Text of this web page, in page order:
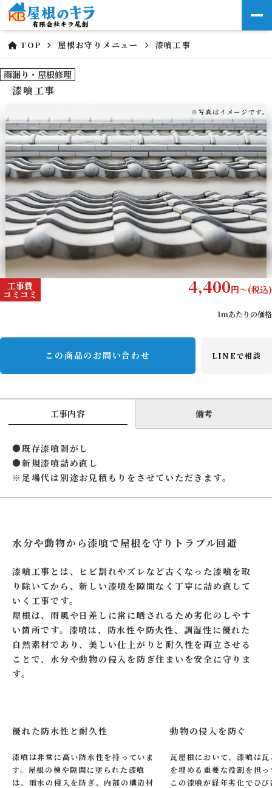
TOP 屋根お守りメニュー 漆喰工事
雨漏り・屋根修理
漆喰工事
工事費
コミコミ 4,400円〜(税込)
1mあたりの価格
この商品のお問い合わせ LINEで相談
工事内容 備考
●既存漆喰剥がし
●新規漆喰詰め直し
※足場代は別途お見積もりをさせていただきます。
水分や動物から漆喰で屋根を守りトラブル回避
漆喰工事とは、ヒビ割れやズレなど古くなった漆喰を取
り除いてから、新しい漆喰を隙間なく丁寧に詰め直して
いく工事です。
屋根は、雨風や日差しに常に晒されるため劣化のしやす
い箇所です。漆喰は、防水性や防火性、調湿性に優れた
自然素材であり、美しい仕上がりと耐久性を両立させる
ことで、水分や動物の侵入を防ぎ住まいを安全に守りま
す。
優れた防水性と耐久性
漆喰は非常に高い防水性を持っていま
す。屋根の棟や隙間に塗られた漆喰
は、雨水の侵入を防ぎ、内部の構造材
動物の侵入を防ぐ
瓦屋根において、漆喰は
を埋める重要な役割を担
この漆喰が経年劣化でひ